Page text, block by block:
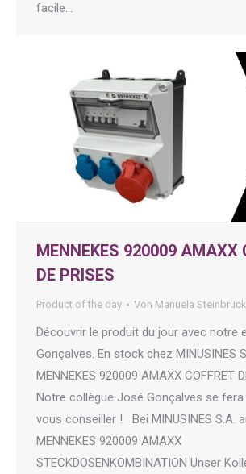
facile…
MENNEKES 920009 AMAXX
DE PRISES
Product of the day Von Manuela Steinbrück
Découvrir le produit du jour avec notre
Gonçalves. En stock chez MINUSINES
MENNEKES 920009 AMAXX COFFRET
Notre collègue José Gonçalves se fera
vous conseiller ! Bei MINUSINES S.A.
MENNEKES 920009 AMAXX
STECKDOSENKOMBINATION Unser